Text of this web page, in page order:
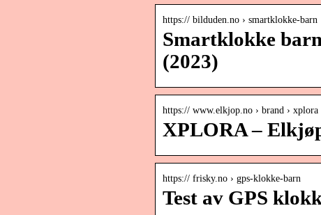
https:// bilduden.no › smartklokke-barn
Smartklokke
(2023)
https:// www.elkjop.no › brand › xplora
XPLORA –
https:// frisky.no › gps-klokke-barn
Test av GPS